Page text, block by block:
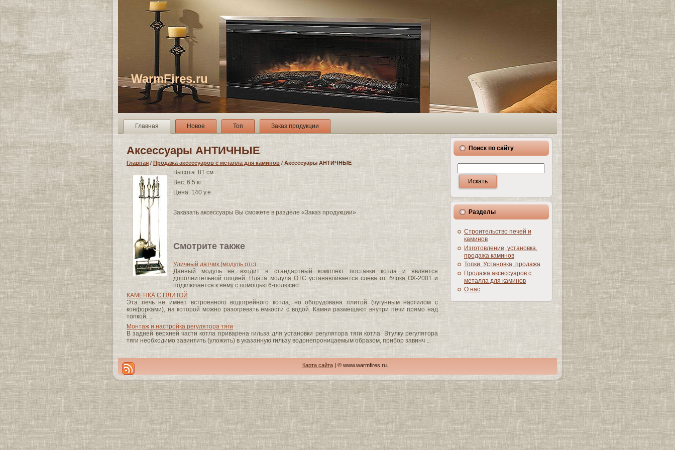
WarmFires.ru
Главная Новое Топ Заказ продукции
Аксессуары АНТИЧНЫЕ
Главная / Продажа аксессуаров с металла для каминов / Аксессуары АНТИЧНЫЕ
Высота: 81 cм
Вес: 6.5 кг
Цена: 140 у.е.
Заказать аксессуары Вы сможете в разделе «Заказ продукции»
Смотрите также
Уличный датчик (модуль отс)
Данный модуль не входит в стандартный комплект поставки котла и является
дополнительной опцией. Плата модуля ОТС устанавливается слева от блока ОХ-2001 и
подключается к нему с помощью 6-полюсно ...
КАМЕНКА С ПЛИТОЙ
Эта печь не имеет встроенного водогрейного котла, но оборудована плитой (чугунным настилом с
конфорками), на которой можно разогревать емкости с водой. Камни размещают внутри печи прямо над
топкой, ...
Монтаж и настройка регулятора тяги
В задней верхней части котла приварена гильза для установки регулятора тяги котла. Втулку регулятора
тяги необходимо завинтить (уложить) в указанную гильзу водонепроницаемым образом, прибор завинч ...
Поиск по сайту
Разделы
Строительство печей и
каминов
Изготовление, установка,
продажа каминов
Топки. Установка, продажа
Продажа аксессуаров с
металла для каминов
О нас
Карта сайта| © www.warmfires.ru.